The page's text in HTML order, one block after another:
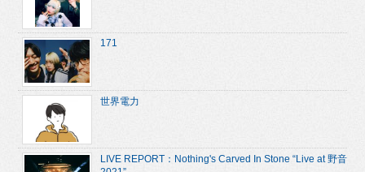
171
世界電力
LIVE REPORT：Nothing's Carved In Stone “Live at 野音